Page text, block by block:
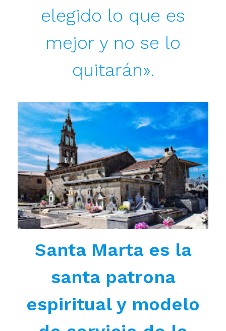
elegido lo que es
mejor y no se lo
quitarán».
Santa Marta es la
santa patrona
espiritual y modelo